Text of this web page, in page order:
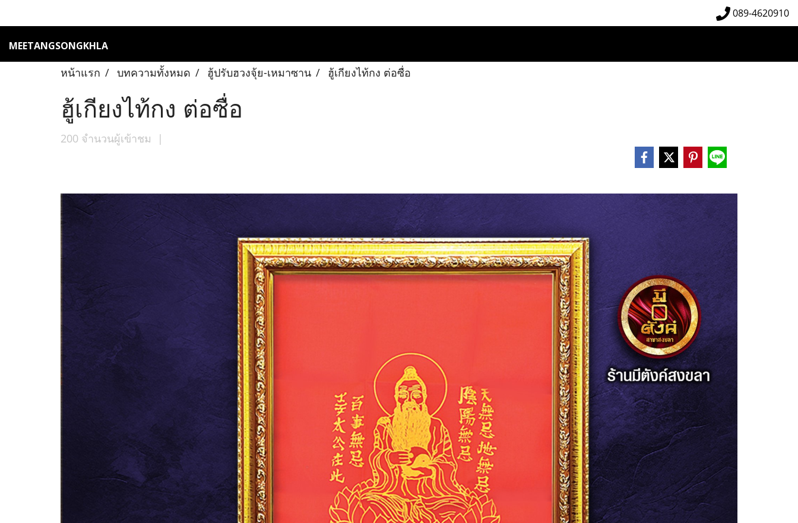
089-4620910
MEETANGSONGKHLA
หน้าแรก บทความทั้งหมด ฮู้ปรับฮวงจุ้ย-เหมาซาน ฮู้เกียงไท้กง ต่อซื่อ
ฮู้เกียงไท้กง ต่อซื่อ
200 จำนวนผู้เข้าชม |